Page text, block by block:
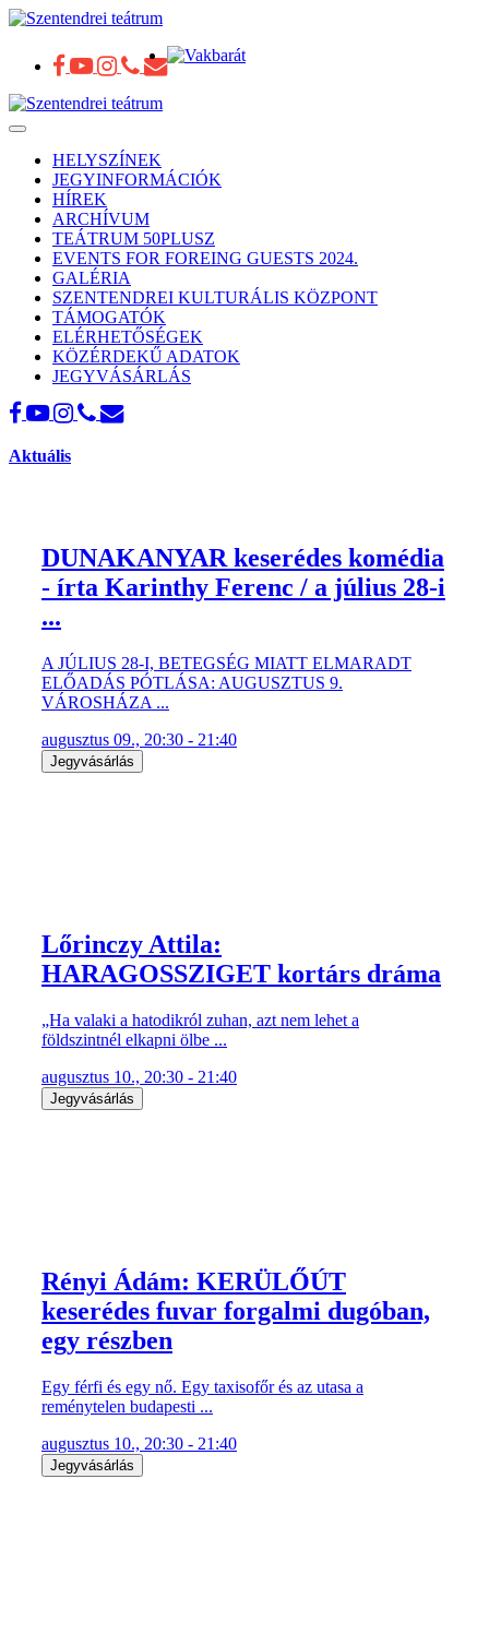
Toggle
navigationHELYSZÍNEK
JEGYINFORMÁCIÓK
HÍREK
ARCHÍVUM
TEÁTRUM 50PLUSZ
EVENTS FOR FOREING GUESTS 2024.
GALÉRIA
SZENTENDREI KULTURÁLIS KÖZPONT
TÁMOGATÓK
ELÉRHETŐSÉGEK
KÖZÉRDEKŰ ADATOK
JEGYVÁSÁRLÁS
Aktuális
DUNAKANYAR keserédes komédia
- írta Karinthy Ferenc / a július 28-i
...
A JÚLIUS 28-I, BETEGSÉG MIATT ELMARADT
ELŐADÁS PÓTLÁSA: AUGUSZTUS 9.
VÁROSHÁZA ...
augusztus 09., 20:30 - 21:40
Jegyvásárlás
Lőrinczy Attila:
HARAGOSSZIGET kortárs dráma
„Ha valaki a hatodikról zuhan, azt nem lehet a
földszintnél elkapni ölbe ...
augusztus 10., 20:30 - 21:40
Jegyvásárlás
Rényi Ádám: KERÜLŐÚT
keserédes fuvar forgalmi dugóban,
egy részben
Egy férfi és egy nő. Egy taxisofőr és az utasa a
reménytelen budapesti ...
augusztus 10., 20:30 - 21:40
Jegyvásárlás